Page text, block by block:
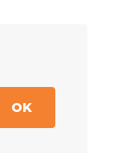
OK